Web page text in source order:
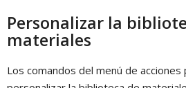
Personalizar la
materiales
Los comandos del menú de